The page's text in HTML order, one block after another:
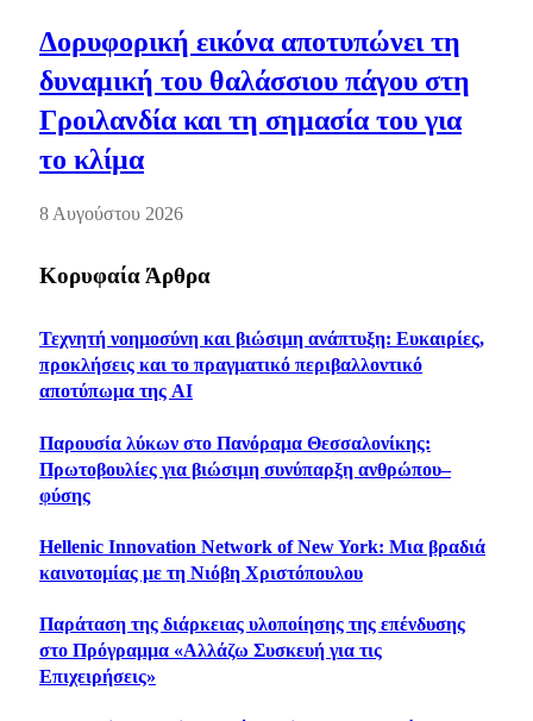
Δορυφορική εικόνα αποτυπώνει τη
δυναμική του θαλάσσιου πάγου στη
Γροιλανδία και τη σημασία του για
το κλίμα
8 Αυγούστου 2026
Κορυφαία Άρθρα
Τεχνητή νοημοσύνη και βιώσιμη ανάπτυξη: Ευκαιρίες,
προκλήσεις και το πραγματικό περιβαλλοντικό
αποτύπωμα της AI
Παρουσία λύκων στο Πανόραμα Θεσσαλονίκης:
Πρωτοβουλίες για βιώσιμη συνύπαρξη ανθρώπου–
φύσης
Hellenic Innovation Network of New York: Μια βραδιά
καινοτομίας με τη Νιόβη Χριστόπουλου
Παράταση της διάρκειας υλοποίησης της επένδυσης
στο Πρόγραμμα «Αλλάζω Συσκευή για τις
Επιχειρήσεις»